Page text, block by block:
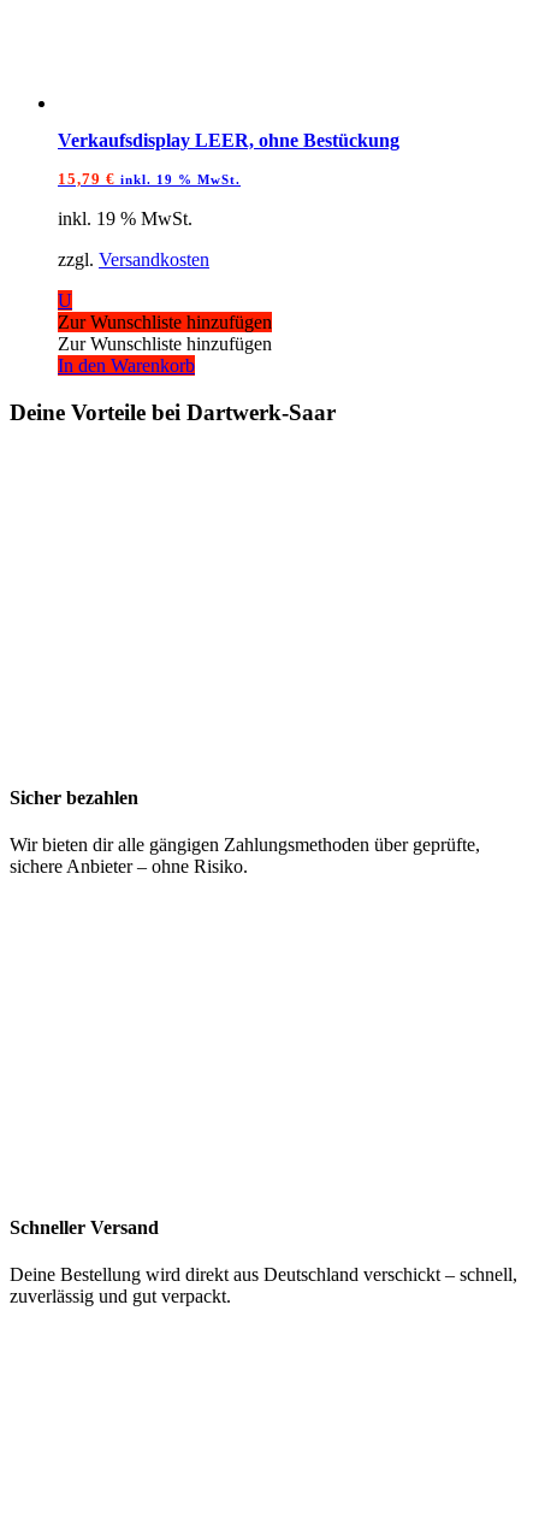
Verkaufsdisplay LEER, ohne Bestückung
15,79 € inkl. 19 % MwSt.
inkl. 19 % MwSt.
zzgl. Versandkosten
U
Zur Wunschliste hinzufügen
Zur Wunschliste hinzufügen
In den Warenkorb
Deine Vorteile bei Dartwerk-Saar
Sicher bezahlen
Wir bieten dir alle gängigen Zahlungsmethoden über geprüfte,
sichere Anbieter – ohne Risiko.
Schneller Versand
Deine Bestellung wird direkt aus Deutschland verschickt – schnell,
zuverlässig und gut verpackt.